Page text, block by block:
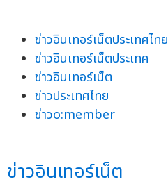
ข่าวอินเทอร์เน็ตประเทศไทย
ข่าวอินเทอร์เน็ตประเทศ
ข่าวอินเทอร์เน็ต
ข่าวประเทศไทย
ข่าวo:member
ข่าวอินเทอร์เน็ต